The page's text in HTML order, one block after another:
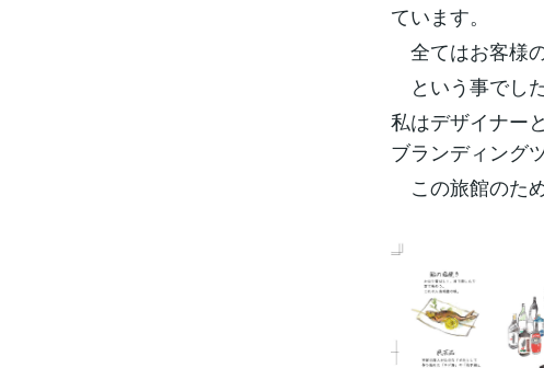
ています。
全てはお客様
という事でした
私はデザイナー
ブランディング
この旅館のた